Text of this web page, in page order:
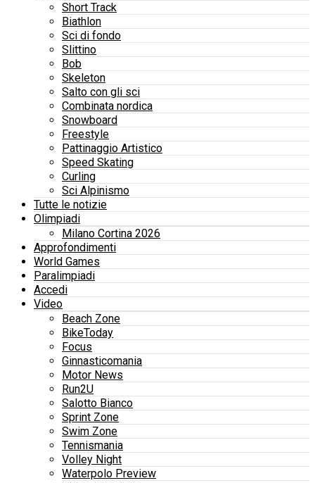
Short Track
Biathlon
Sci di fondo
Slittino
Bob
Skeleton
Salto con gli sci
Combinata nordica
Snowboard
Freestyle
Pattinaggio Artistico
Speed Skating
Curling
Sci Alpinismo
Tutte le notizie
Olimpiadi
Milano Cortina 2026
Approfondimenti
World Games
Paralimpiadi
Accedi
Video
Beach Zone
BikeToday
Focus
Ginnasticomania
Motor News
Run2U
Salotto Bianco
Sprint Zone
Swim Zone
Tennismania
Volley Night
Waterpolo Preview